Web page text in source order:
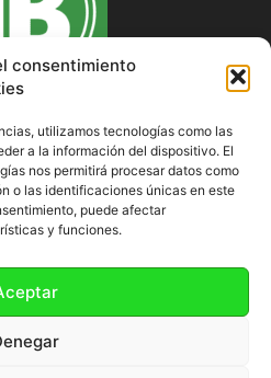
consentimiento
utilizamos tecnologías como las
a la información del dispositivo. El
nos permitirá procesar datos como
o las identificaciones únicas en este
puede afectar
y funciones.
NOSOTROS